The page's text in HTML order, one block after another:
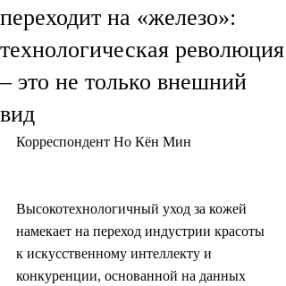
переходит на «железо»:
технологическая революция
– это не только внешний
вид
Корреспондент Но Кён Мин
Высокотехнологичный уход за кожей
намекает на переход индустрии красоты
к искусственному интеллекту и
конкуренции, основанной на данных